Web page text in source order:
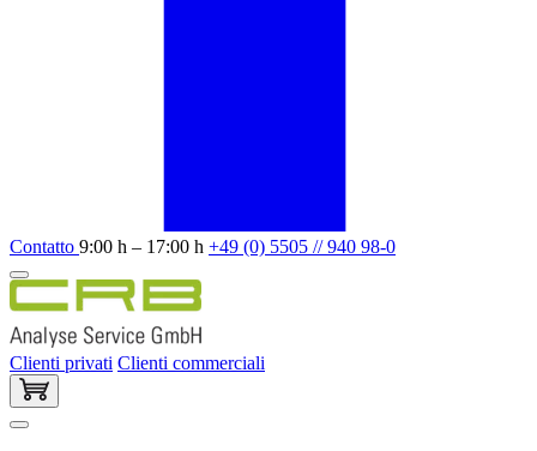
Contatto 9:00 h – 17:00 h +49 (0) 5505 // 940 98-0
Clienti privati Clienti commerciali